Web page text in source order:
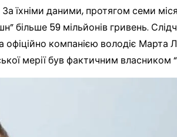
їхніми даними, протягом семи
більше 59 мільйонів гривень.
офіційно компанією володіє
мерії був фактичним власником